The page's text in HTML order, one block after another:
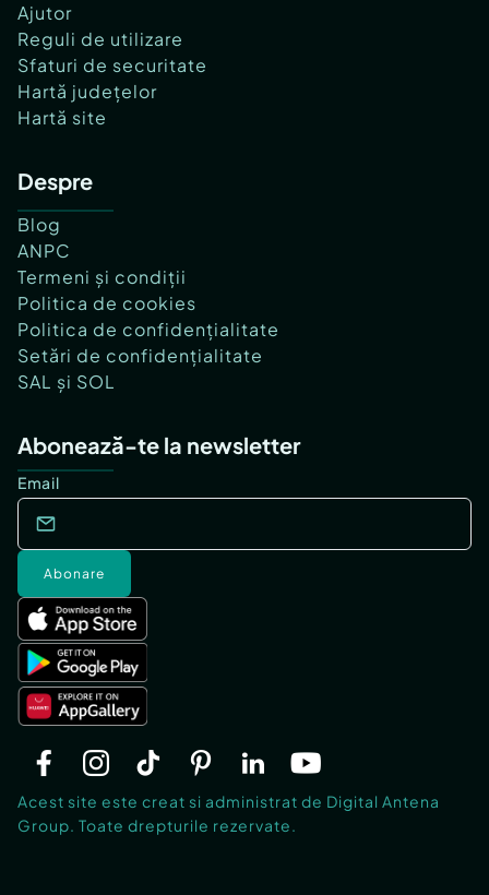
Ajutor
Reguli de utilizare
Sfaturi de securitate
Hartă județelor
Hartă site
Despre
Blog
ANPC
Termeni și condiții
Politica de cookies
Politica de confidențialitate
Setări de confidențialitate
SAL și SOL
Abonează-te la newsletter
Email
Abonare
Acest site este creat si administrat de Digital Antena
Group. Toate drepturile rezervate.